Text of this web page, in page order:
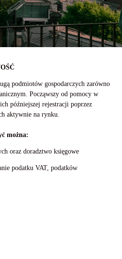
podmiotów gospodarczych zarówno
Począwszy od pomocy w
późniejszej rejestracji poprzez
aktywnie na rynku.
można:
oraz doradztwo księgowe
podatku VAT, podatków